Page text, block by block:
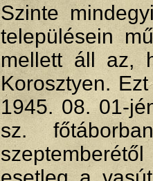
Szinte
településein
mellett áll az,
Korosztyen.
1945. 08. 01-
sz.